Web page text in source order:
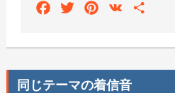
FacebookTwitterPinterest
VK
同じテーマの着信音